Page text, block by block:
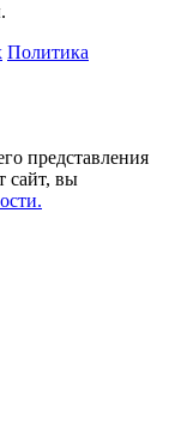
Политика
представления
сайт, вы